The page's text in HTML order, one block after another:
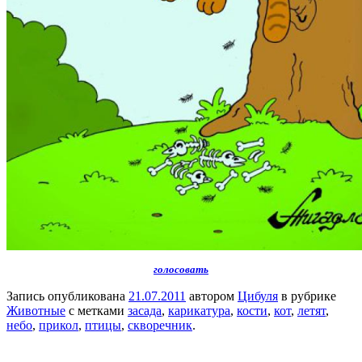
голосовать
Запись опубликована 21.07.2011 автором Цибуля в рубрике
Животные с метками засада, карикатура, кости, кот, летят,
небо, прикол, птицы, скворечник.